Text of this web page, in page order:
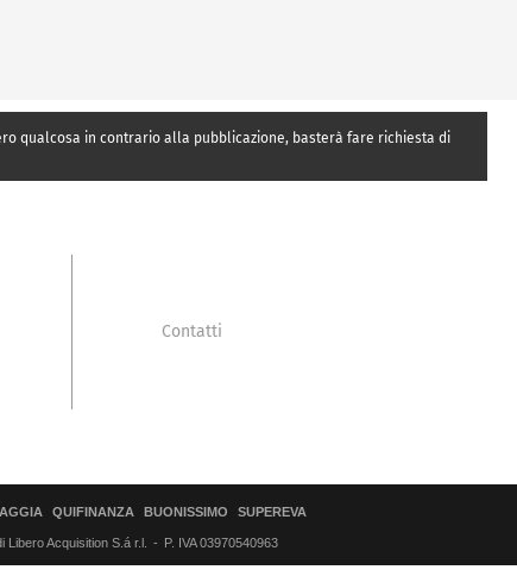
qualcosa in contrario alla pubblicazione, basterà fare richiesta di
Contatti
QUIFINANZA BUONISSIMO SUPEREVA
Acquisition S.á r.l. P. IVA 03970540963